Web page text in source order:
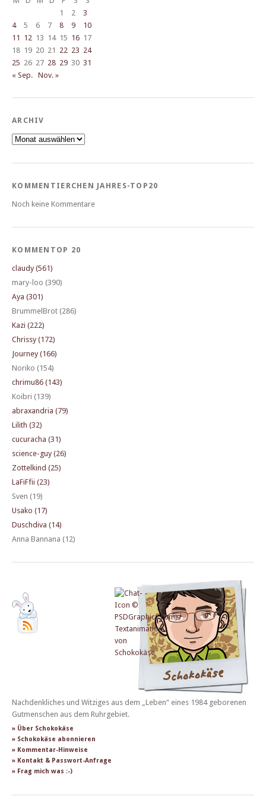
1
2
3
4
5 6 7 8 9
10
11 12 13 14 15 16 17
18 19 20 21 22 23 24
25 26 27 28 29 30 31
« Sep. Nov. »
ARCHIV
Archiv
KOMMENTIERCHEN JAHRES-TOP20
Noch keine Kommentare
KOMMENTOP 20
claudy (561)
mary-loo (390)
Aya (301)
BrummelBrot (286)
Kazi (222)
Chrissy (172)
Journey (166)
Noriko (154)
chrimu86 (143)
Koibri (139)
abraxandria (79)
Lilith (32)
cucuracha (31)
science-guy (26)
Zottelkind (25)
LaFiFfii (23)
Sven (19)
Usako (17)
Duschdiva (14)
Anna Bannana (12)
Nachdenkliches und Witziges aus dem „Leben“ eines 1984 geborenen
Gutmenschen aus dem Ruhrgebiet.
» Über Schokokäse
» Schokokäse abonnieren
» Kommentar-Hinweise
» Kontakt & Passwort-Anfrage
» Frag mich was :-)